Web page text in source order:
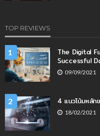
TOP REVIEWS
1
The Digital
Successful
09/09/2021
2 4 แนวโน้มหลัก
18/02/2021